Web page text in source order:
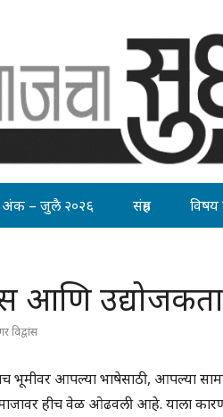
अंक – जुलै २०२६ संग्रह विषय
आणि उद्योजकता
विद्वांस
भूमीवर आपल्या भाषेसाठी, आपल्या
हीच वेळ ओढवली आहे. याला